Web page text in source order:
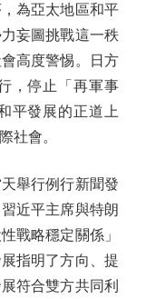
為亞太地區和平
妄圖挑戰這一秩
高度警惕。日方
，停止「再軍事
平發展的正道上
社會。
舉行例行新聞發
近平主席與特朗
戰略穩定關係」
指明了方向、提
符合雙方共同利